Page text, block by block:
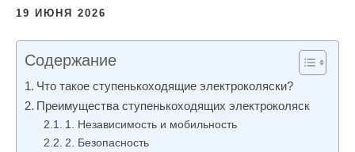
19 ИЮНЯ 2026
Содержание
Что такое ступенькоходящие электроколяски?
Преимущества ступенькоходящих электроколяск
1. Независимость и мобильность
2. Безопасность